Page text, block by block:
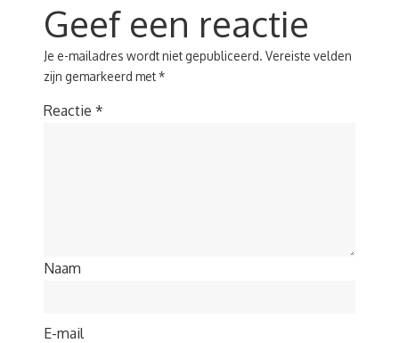
Geef een reactie
Je e-mailadres wordt niet gepubliceerd. Vereiste velden
zijn gemarkeerd met*
Reactie *
Naam
E-mail